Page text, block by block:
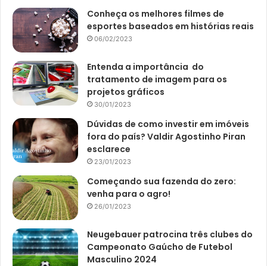
Conheça os melhores filmes de
esportes baseados em histórias reais
06/02/2023
Entenda a importância do
tratamento de imagem para os
projetos gráficos
30/01/2023
Dúvidas de como investir em imóveis
fora do país? Valdir Agostinho Piran
esclarece
23/01/2023
Começando sua fazenda do zero:
venha para o agro!
26/01/2023
Neugebauer patrocina três clubes do
Campeonato Gaúcho de Futebol
Masculino 2024